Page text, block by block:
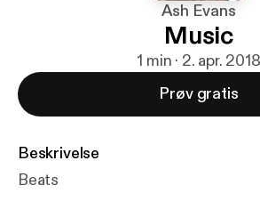
Ash Evans
Music
1 min · 2. apr. 2018
Prøv gratis
Beskrivelse
Beats